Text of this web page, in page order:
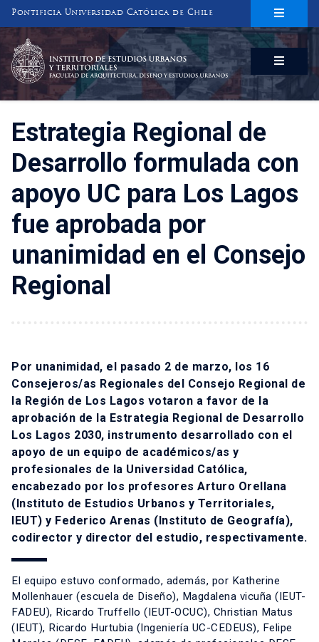
Pontificia Universidad Católica de Chile
INSTITUTO DE ESTUDIOS URBANOS
Y TERRITORIALES
FACULTAD DE ARQUITECTURA, DISEÑO Y ESTUDIOS URBANOS
Estrategia Regional de
Desarrollo formulada con
apoyo UC para Los Lagos
fue aprobada por
unanimidad en el Consejo
Regional
Por unanimidad, el pasado 2 de marzo, los 16
Consejeros/as Regionales del Consejo Regional de
la Región de Los Lagos votaron a favor de la
aprobación de la Estrategia Regional de Desarrollo
Los Lagos 2030, instrumento desarrollado con el
apoyo de un equipo de académicos/as y
profesionales de la Universidad Católica,
encabezado por los profesores Arturo Orellana
(Instituto de Estudios Urbanos y Territoriales,
IEUT) y Federico Arenas (Instituto de Geografía),
codirector y director del estudio, respectivamente.
El equipo estuvo conformado, además, por Katherine
Mollenhauer (escuela de Diseño), Magdalena vicuña (IEUT-
FADEU), Ricardo Truffello (IEUT-OCUC), Christian Matus
(IEUT), Ricardo Hurtubia (Ingeniería UC-CEDEUS), Felipe